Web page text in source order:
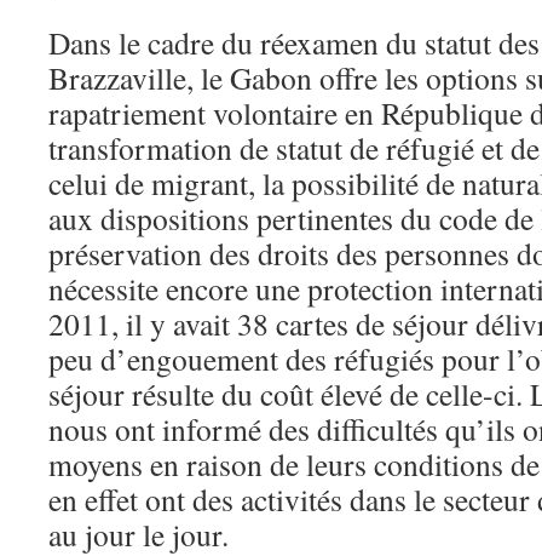
Dans le cadre du réexamen du statut
Brazzaville, le Gabon offre les options
rapatriement volontaire en République
transformation de statut de réfugié et
celui de migrant, la possibilité de
aux dispositions pertinentes du code
préservation des droits des personnes
nécessite encore une protection
2011, il y avait 38 cartes de séjour
peu d’engouement des réfugiés pour
séjour résulte du coût élevé de celle-ci.
nous ont informé des difficultés qu’ils
moyens en raison de leurs conditions
en effet ont des activités dans le
au jour le jour.